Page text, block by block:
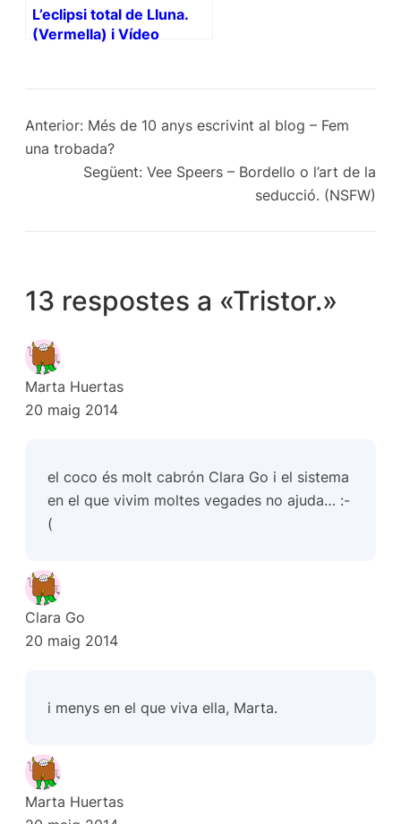
L’eclipsi total de Lluna.
(Vermella) i Vídeo
Anterior: Més de 10 anys escrivint al blog – Fem
una trobada?
Següent: Vee Speers – Bordello o l’art de la
seducció. (NSFW)
13 respostes a «Tristor.»
Marta Huertas
20 maig 2014
el coco és molt cabrón Clara Go i el sistema
en el que vivim moltes vegades no ajuda… :-
(
Clara Go
20 maig 2014
i menys en el que viva ella, Marta.
Marta Huertas